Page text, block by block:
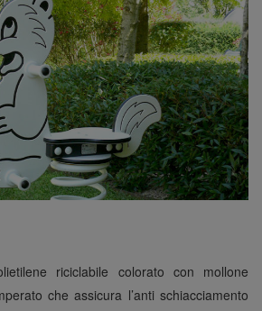
riciclabile colorato con mollone
che assicura l’anti schiacciamento